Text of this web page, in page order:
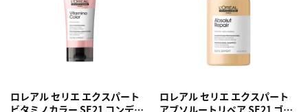
ロレアル セリエ エクスパート
ロレアル セリエ エクスパート